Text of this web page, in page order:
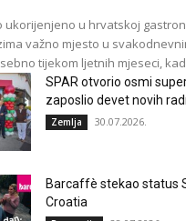
ukorijenjeno u hrvatskoj
važno mjesto u
tijekom ljetnih mjeseci,
SPAR otvorio osmi
zaposlio devet novih
Zemlja 30.07.2026.
Barcaffè stekao status
Croatia